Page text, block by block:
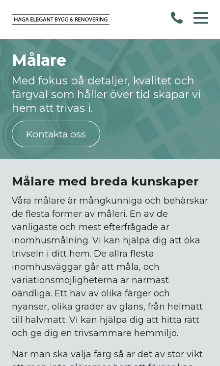
Målare
Med fokus på detaljer, kvalitet och
färgval som håller över tid skapar vi
hem att trivas i.
Kontakta oss
Målare med breda kunskaper
Våra målare är mångkunniga och behärskar
de flesta former av måleri. En av de
vanligaste och mest efterfrågade är
inomhusmålning. Vi kan hjälpa dig att öka
trivseln i ditt hem. De allra flesta
inomhusväggar går att måla, och
variationsmöjligheterna är närmast
oändliga. Ett hav av olika färger och
nyanser, olika grader av glans, från helmatt
till halvmatt. Vi kan hjälpa dig att hitta rätt
och ge dig en trivsammare hemmiljö.
När man ska välja färg så är det av stor vikt